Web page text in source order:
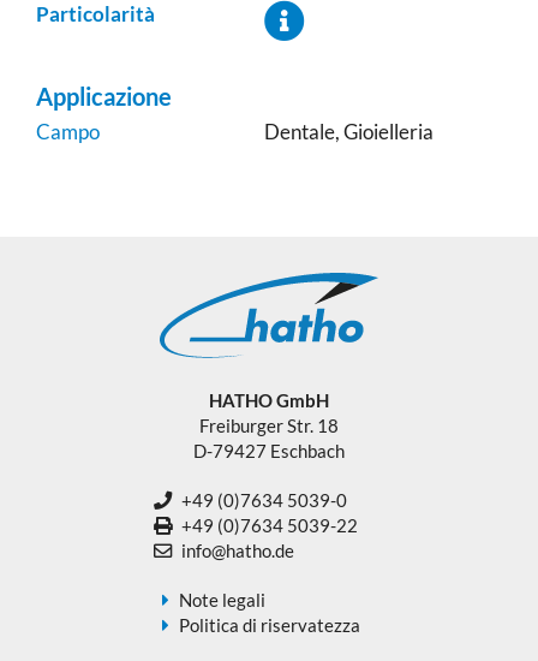
Particolarità
Applicazione
Campo Dentale, Gioielleria
HATHO GmbH
Freiburger Str. 18
D-79427 Eschbach
+49 (0)7634 5039-0
+49 (0)7634 5039-22
info@hatho.de
Note legali
Politica di riservatezza